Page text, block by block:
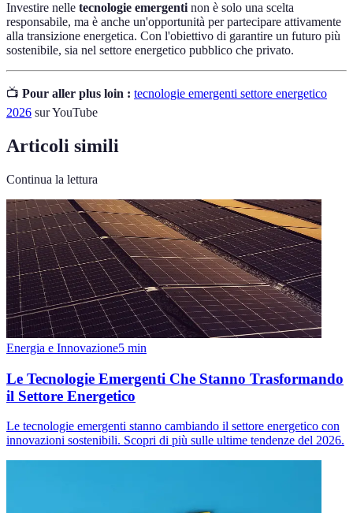
Investire nelle tecnologie emergenti non è solo una scelta
responsabile, ma è anche un'opportunità per partecipare attivamente
alla transizione energetica. Con l'obiettivo di garantire un futuro più
sostenibile, sia nel settore energetico pubblico che privato.
📺 Pour aller plus loin : tecnologie emergenti settore energetico
2026 sur YouTube
Articoli simili
Continua la lettura
Energia e Innovazione5 min
Le Tecnologie Emergenti Che Stanno Trasformando
il Settore Energetico
Le tecnologie emergenti stanno cambiando il settore energetico con
innovazioni sostenibili. Scopri di più sulle ultime tendenze del 2026.